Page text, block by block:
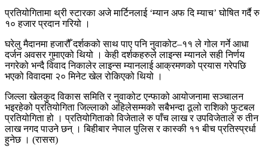
प्रतियोगितामा थ्री स्टारका अजे मार्टिनलाई ‘म्यान अफ दि म्याच’ घोषित गर्दै रु
१० हजार प्रदान गरियो ।
घरेलु मैदानमा हजारौँ दर्शकको साथ पाए पनि नुवाकोट–११ ले गोल गर्ने आधा
दर्जन अवसर गुमाएको थियो । केही दर्शकहरुले लाइन्स म्यानले सही निर्णय
नगरेको भन्दै विवाद निकालेर लाइन्स म्यानलाई आक्रमणको प्रयास गरेपछि
भएको विवादमा २० मिनेट खेल रोकिएको थियो ।
जिल्ला खेलकुद विकास समिति र नुवाकोट एन्फाको आयोजनामा सञ्चालन
भइरहेको प्रतियोगिता जिल्लाको अहिलेसम्मको सबैभन्दा ठूलो राशिको फुटबल
प्रतियोगिता हो । प्रतियोगिताको विजेताले रु पाँच लाख र उपविजेताले रु तीन
लाख नगद पाउने छन् । बिहीबार नेपाल पुलिस र कास्की ११ बीच प्रतिस्प्रर्धा
हुनेछ । (रासस)